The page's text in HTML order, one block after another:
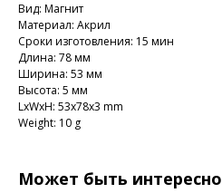
Вид: Магнит
Материал: Акрил
Сроки изготовления: 15 мин
Длина: 78 мм
Ширина: 53 мм
Высота: 5 мм
LxWxH: 53x78x3 mm
Weight: 10 g
Может быть интересно